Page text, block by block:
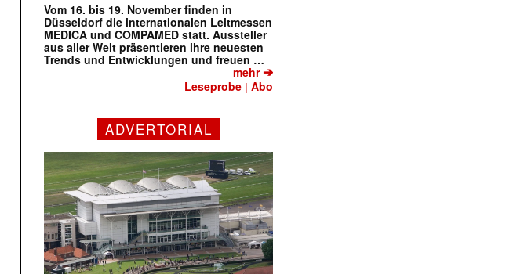
Vom 16. bis 19. November finden in
Düsseldorf die internationalen Leitmessen
MEDICA und COMPAMED statt. Aussteller
aus aller Welt präsentieren ihre neuesten
Trends und Entwicklungen und freuen …
mehr➔
Leseprobe |Abo
ADVERTORIAL